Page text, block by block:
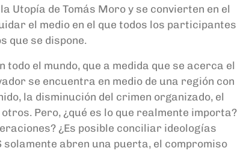
Utopía de Tomás Moro y se convierten en el
el medio en el que todos los participantes
que se dispone.
el mundo, que a medida que se acerca el
se encuentra en medio de una región con
la disminución del crimen organizado, el
otros. Pero, ¿qué es lo que realmente importa?
¿Es posible conciliar ideologías
solamente abren una puerta, el compromiso